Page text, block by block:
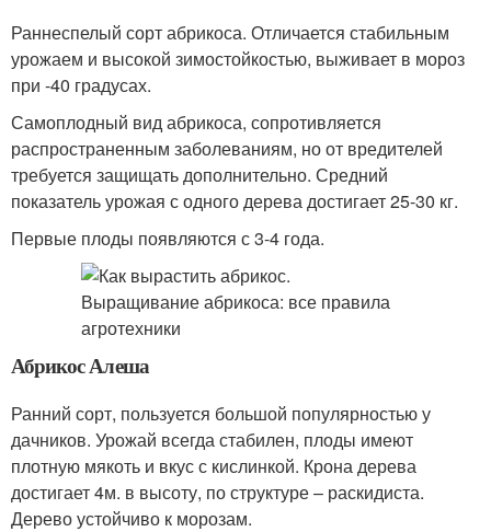
Раннеспелый сорт абрикоса. Отличается стабильным
урожаем и высокой зимостойкостью, выживает в мороз
при -40 градусах.
Самоплодный вид абрикоса, сопротивляется
распространенным заболеваниям, но от вредителей
требуется защищать дополнительно. Средний
показатель урожая с одного дерева достигает 25-30 кг.
Первые плоды появляются с 3-4 года.
Абрикос Алеша
Ранний сорт, пользуется большой популярностью у
дачников. Урожай всегда стабилен, плоды имеют
плотную мякоть и вкус с кислинкой. Крона дерева
достигает 4м. в высоту, по структуре – раскидиста.
Дерево устойчиво к морозам.